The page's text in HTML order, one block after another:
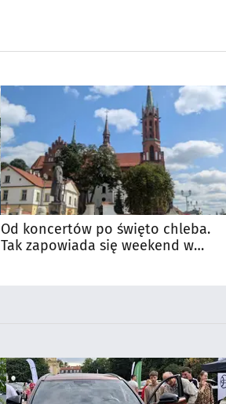
Od koncertów po święto chleba.
Tak zapowiada się weekend w